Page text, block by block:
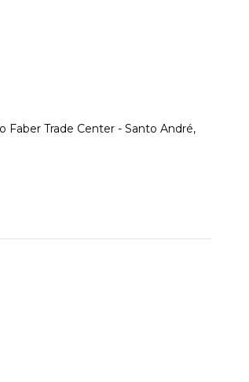
Faber Trade Center - Santo André,